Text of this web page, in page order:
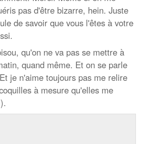
pas d'être bizarre, hein. Juste
de savoir que vous l'êtes à votre
qu'on ne va pas se mettre à
quand même. Et on se parle
je n'aime toujours pas me relire
à mesure qu'elles me